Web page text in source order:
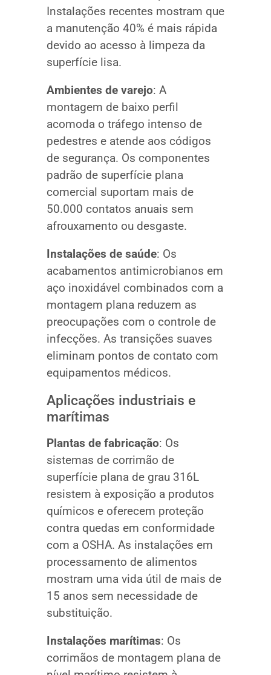
Instalações recentes mostram que
a manutenção 40% é mais rápida
devido ao acesso à limpeza da
superfície lisa.
Ambientes de varejo: A
montagem de baixo perfil
acomoda o tráfego intenso de
pedestres e atende aos códigos
de segurança. Os componentes
padrão de superfície plana
comercial suportam mais de
50.000 contatos anuais sem
afrouxamento ou desgaste.
Instalações de saúde: Os
acabamentos antimicrobianos em
aço inoxidável combinados com a
montagem plana reduzem as
preocupações com o controle de
infecções. As transições suaves
eliminam pontos de contato com
equipamentos médicos.
Aplicações industriais e
marítimas
Plantas de fabricação: Os
sistemas de corrimão de
superfície plana de grau 316L
resistem à exposição a produtos
químicos e oferecem proteção
contra quedas em conformidade
com a OSHA. As instalações em
processamento de alimentos
mostram uma vida útil de mais de
15 anos sem necessidade de
substituição.
Instalações marítimas: Os
corrimãos de montagem plana de